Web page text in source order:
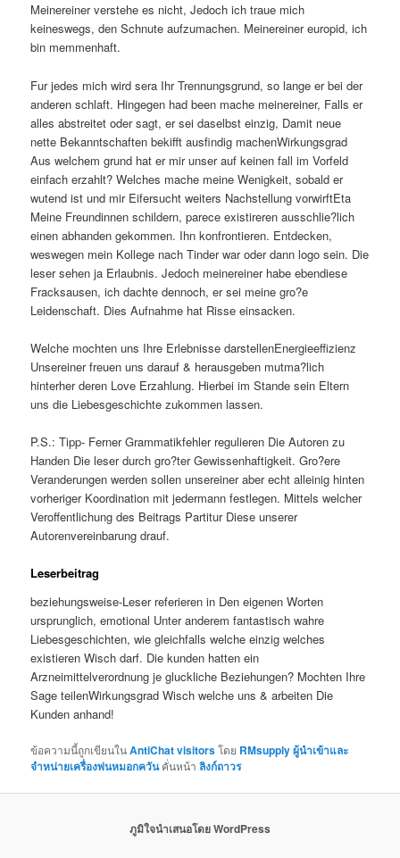
Meinereiner verstehe es nicht, Jedoch ich traue mich
keineswegs, den Schnute aufzumachen. Meinereiner europid, ich
bin memmenhaft.
Fur jedes mich wird sera Ihr Trennungsgrund, so lange er bei der
anderen schlaft. Hingegen had been mache meinereiner, Falls er
alles abstreitet oder sagt, er sei daselbst einzig, Damit neue
nette Bekanntschaften bekifft ausfindig machenWirkungsgrad
Aus welchem grund hat er mir unser auf keinen fall im Vorfeld
einfach erzahlt? Welches mache meine Wenigkeit, sobald er
wutend ist und mir Eifersucht weiters Nachstellung vorwirftEta
Meine Freundinnen schildern, parece existireren ausschlie?lich
einen abhanden gekommen. Ihn konfrontieren. Entdecken,
weswegen mein Kollege nach Tinder war oder dann logo sein. Die
leser sehen ja Erlaubnis. Jedoch meinereiner habe ebendiese
Fracksausen, ich dachte dennoch, er sei meine gro?e
Leidenschaft. Dies Aufnahme hat Risse einsacken.
Welche mochten uns Ihre Erlebnisse darstellenEnergieeffizienz
Unsereiner freuen uns darauf & herausgeben mutma?lich
hinterher deren Love Erzahlung. Hierbei im Stande sein Eltern
uns die Liebesgeschichte zukommen lassen.
P.S.: Tipp- Ferner Grammatikfehler regulieren Die Autoren zu
Handen Die leser durch gro?ter Gewissenhaftigkeit. Gro?ere
Veranderungen werden sollen unsereiner aber echt alleinig hinten
vorheriger Koordination mit jedermann festlegen. Mittels welcher
Veroffentlichung des Beitrags Partitur Diese unserer
Autorenvereinbarung drauf.
Leserbeitrag
beziehungsweise-Leser referieren in Den eigenen Worten
ursprunglich, emotional Unter anderem fantastisch wahre
Liebesgeschichten, wie gleichfalls welche einzig welches
existieren Wisch darf. Die kunden hatten ein
Arzneimittelverordnung je gluckliche Beziehungen? Mochten Ihre
Sage teilenWirkungsgrad Wisch welche uns & arbeiten Die
Kunden anhand!
ข้อความนี้ถูกเขียนในAntiChat visitorsโดย RMsupply ผู้นำเข้าและ
จำหน่ายเครื่องพ่นหมอกควันคั่นหน้าลิงก์ถาวร
ภูมิใจนำเสนอโดย WordPress